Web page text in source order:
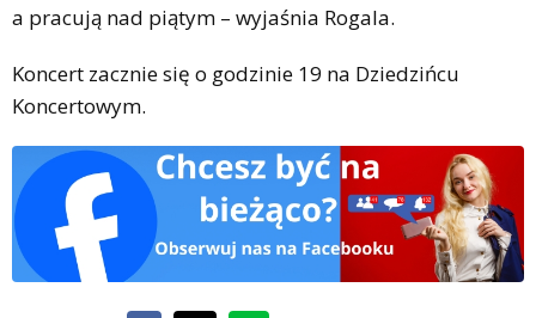
a pracują nad piątym – wyjaśnia Rogala.
Koncert zacznie się o godzinie 19 na Dziedzińcu
Koncertowym.